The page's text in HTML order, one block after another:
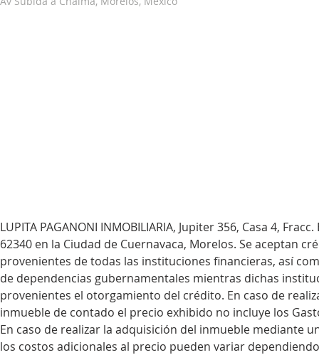
LUPITA PAGANONI INMOBILIARIA, Jupiter 356, Casa 4,
62340 en la Ciudad de Cuernavaca, Morelos. Se aceptan
provenientes de todas las instituciones financieras, así
de dependencias gubernamentales mientras dichas
provenientes el otorgamiento del crédito. En caso de
inmueble de contado el precio exhibido no incluye los
En caso de realizar la adquisición del inmueble mediante
los costos adicionales al precio pueden variar